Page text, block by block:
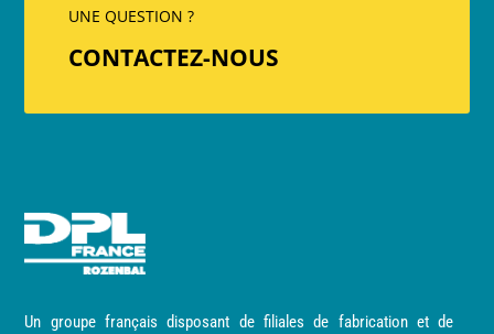
UNE QUESTION ?
CONTACTEZ-NOUS
Un groupe français disposant de filiales de fabrication et de